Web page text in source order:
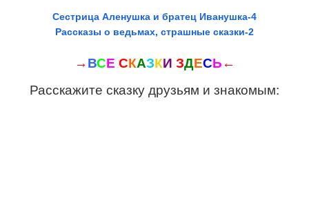
Сестрица Аленушка и братец Иванушка-4
Рассказы о ведьмах, страшные сказки-2
→ ВСЕ СКАЗКИ ЗДЕСЬ ←
Расскажите сказку друзьям и знакомым: